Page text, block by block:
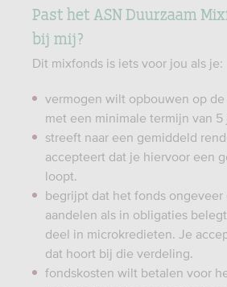
Past het ASN Duurzaam
bij mij?
Dit mixfonds is iets voor jou als je:
vermogen wilt opbouwen op de
met een minimale termijn van 5
streeft naar een gemiddeld
accepteert dat je hiervoor een
loopt.
begrijpt dat het fonds ongeveer
aandelen als in obligaties
deel in microkredieten. Je
dat hoort bij die verdeling.
fondskosten wilt betalen voor